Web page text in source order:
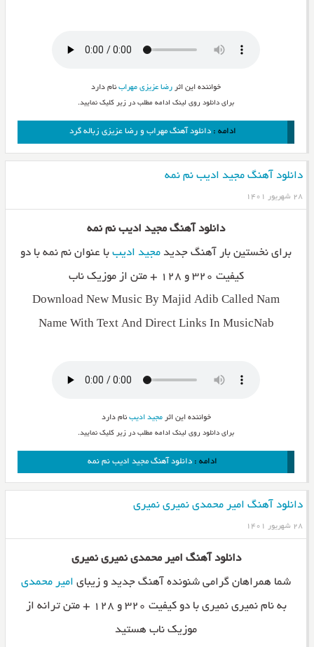
خواننده این اثر رضا عزیزی مهرابنام دارد
برای دانلود روی لینک ادامه مطلب در زیر کلیک نمایید.
ادامه :دانلود آهنگ مهراب و رضا عزیزی زباله گرد
دانلود آهنگ مجید ادیب نم نمه
۲۸ شهریور ۱۴۰۱
دانلود آهنگ مجید ادیب نم نمه
برای نخستین بار آهنگ جدید مجید ادیببا عنوان نم نمه با دو
کیفیت ۳۲۰ و ۱۲۸ + متن از موزیک ناب
Download New Music By Majid Adib Called Nam
Name With Text And Direct Links In MusicNab
خواننده این اثرمجید ادیب نام دارد
برای دانلود روی لینک ادامه مطلب در زیر کلیک نمایید.
ادامه : دانلود آهنگ مجید ادیب نم نمه
دانلود آهنگ امیر محمدی نمیری نمیری
۲۸ شهریور ۱۴۰۱
دانلود آهنگ امیر محمدی نمیری نمیری
شما همراهان گرامی شنونده آهنگ جدید و زیبای امیر محمدی
به نام نمیری نمیری با دو کیفیت ۳۲۰ و ۱۲۸ + متن ترانه از
موزیک ناب هستید